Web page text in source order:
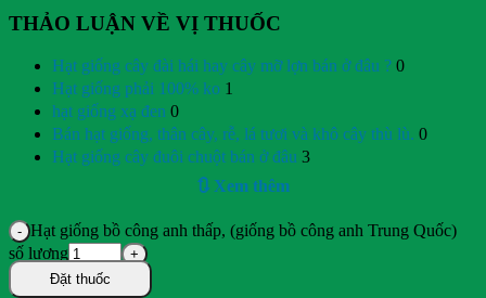
THẢO LUẬN VỀ VỊ THUỐC
Hạt giống cây đài hái hay cây mỡ lợn bán ở đâu ? 0
Hạt giống phải 100% ko 1
hạt giống xạ đen 0
Bán hạt giống, thân cây, rễ, lá tươi và khô cây thù lù. 0
Hạt giống cây đuôi chuột bán ở đâu 3
🔃 Xem thêm
Hạt giống bồ công anh thấp, (giống bồ công anh Trung Quốc)
số lượng
Đặt thuốc